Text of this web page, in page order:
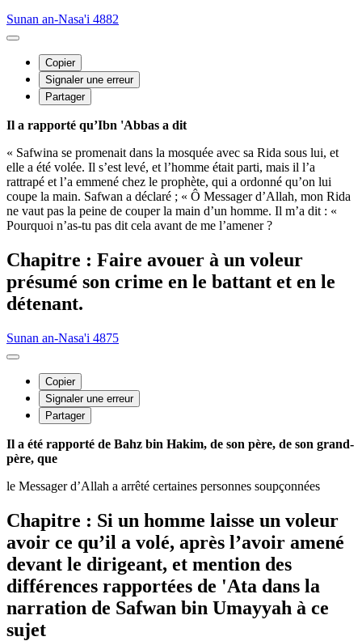
Sunan an-Nasa'i 4882
Copier
Signaler une erreur
Partager
Il a rapporté qu’Ibn 'Abbas a dit
« Safwina se promenait dans la mosquée avec sa Rida sous lui, et
elle a été volée. Il s’est levé, et l’homme était parti, mais il l’a
rattrapé et l’a emmené chez le prophète, qui a ordonné qu’on lui
coupe la main. Safwan a déclaré ; « Ô Messager d’Allah, mon Rida
ne vaut pas la peine de couper la main d’un homme. Il m’a dit : «
Pourquoi n’as-tu pas dit cela avant de me l’amener ?
Chapitre : Faire avouer à un voleur
présumé son crime en le battant et en le
détenant.
Sunan an-Nasa'i 4875
Copier
Signaler une erreur
Partager
Il a été rapporté de Bahz bin Hakim, de son père, de son grand-
père, que
le Messager d’Allah a arrêté certaines personnes soupçonnées
Chapitre : Si un homme laisse un voleur
avoir ce qu’il a volé, après l’avoir amené
devant le dirigeant, et mention des
différences rapportées de 'Ata dans la
narration de Safwan bin Umayyah à ce
sujet